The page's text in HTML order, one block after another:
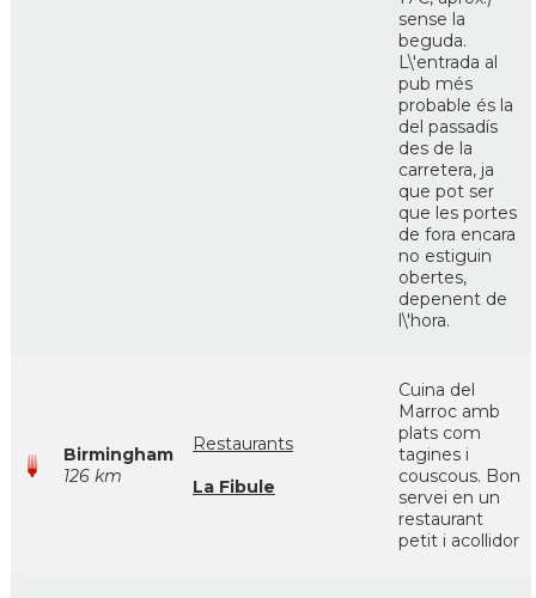
sense la
beguda.
L\'entrada al
pub més
probable és la
del passadís
des de la
carretera, ja
que pot ser
que les portes
de fora encara
no estiguin
obertes,
depenent de
l\'hora.
Birmingham
126 km
Restaurants
La Fibule
Cuina del
Marroc amb
plats com
tagines i
couscous. Bon
servei en un
restaurant
petit i acollidor